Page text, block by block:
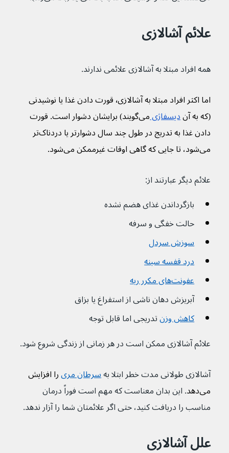
علائم آشالازی
همه افراد مبتلا به آشالازی علائمی ندارند.
اما اکثر افراد مبتلا به آشالازی٬ قورت دادن غذا یا نوشیدنی
(که به آن دیسفاژی
می‌گویند) برایشان دشوار است. قورت
دادن غذا به تدریج در طول چند سال دشوارتر یا دردناک‌تر
می‌شود، تا جایی که گاهی اوقات غیرممکن می‌شود.
علائم دیگر عبارتند از:
بازگرداندن غذای هضم نشده
حالت خفگی و سرفه
سوزش سردل
درد قفسه سینه
عفونت‌های مکرر ریه
آبریزش دهان ناشی از استفراغ یا بزاق
کاهش وزن تدریجی اما قابل توجه
علائم آشالازی ممکن است در هر زمانی از زندگی شروع شود.
آشالازی طولانی مدت خطر ابتلا به سرطان مری را افزایش
می‌دهد
. این بدان معناست که مهم است فوراً درمان
مناسب را دریافت کنید، حتی اگر علائمتان شما را آزار ندهد.
علل آشالازی